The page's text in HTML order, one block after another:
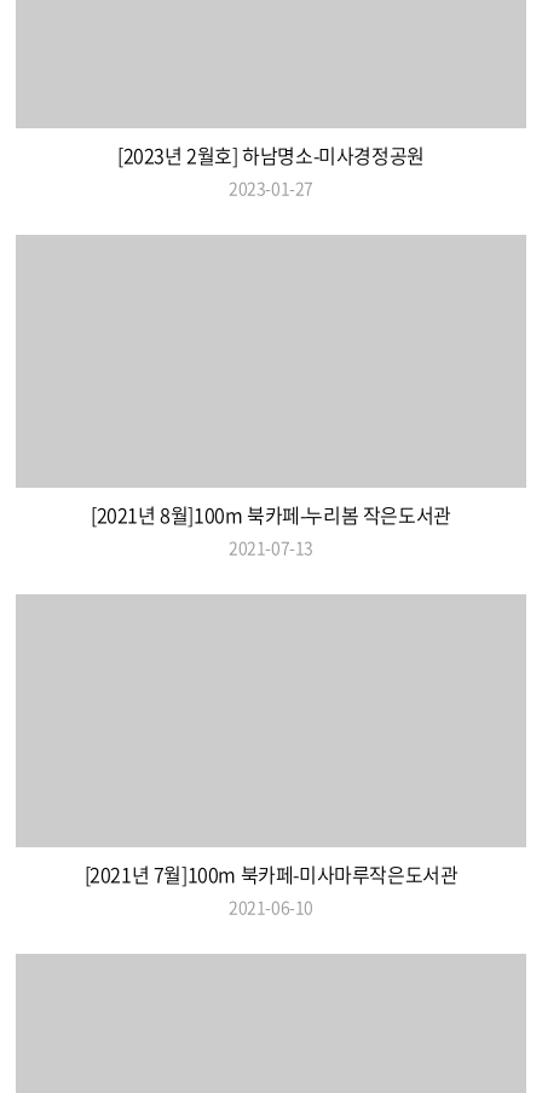
[2023년 2월호] 하남명소-미사경정공원
2023-01-27
[2021년 8월]100m 북카페-누리봄 작은도서관
2021-07-13
[2021년 7월]100m 북카페-미사마루작은도서관
2021-06-10